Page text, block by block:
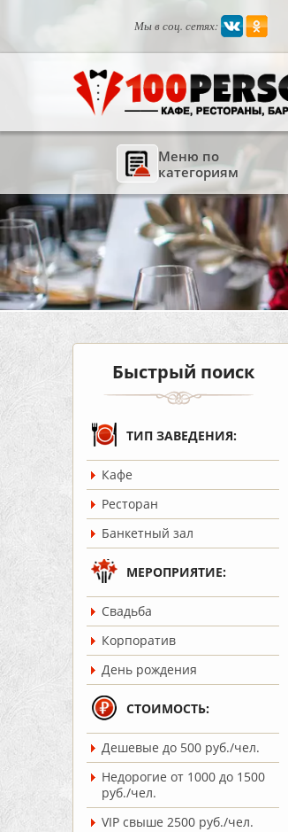
Мы в соц. сетях:
Меню по
категориям
Быстрый поиск
ТИП ЗАВЕДЕНИЯ:
Кафе
Ресторан
Банкетный зал
МЕРОПРИЯТИЕ:
Cвадьба
Корпоратив
День рождения
СТОИМОСТЬ:
Дешевые до 500 руб./чел.
Недорогие от 1000 до 1500
руб./чел.
VIP свыше 2500 руб./чел.
3
до 100 чел.
1700 руб./чел.
Кафе-Бар Бермуды
Вместимость:
Ценаот 1200 руб./чел.
Район:
подробнее